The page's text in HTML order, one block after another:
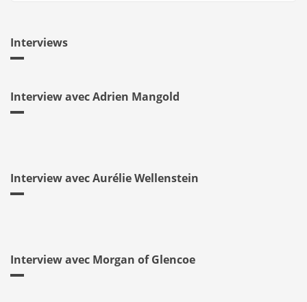
Interviews
Interview avec Adrien Mangold
Interview avec Aurélie Wellenstein
Interview avec Morgan of Glencoe